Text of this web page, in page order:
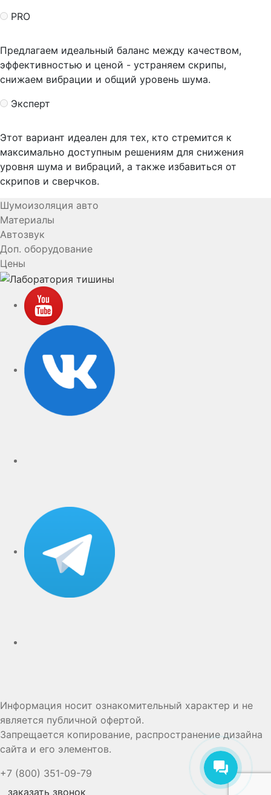
PRO
Предлагаем идеальный баланс между качеством,
эффективностью и ценой - устраняем скрипы,
снижаем вибрации и общий уровень шума.
Эксперт
Этот вариант идеален для тех, кто стремится к
максимально доступным решениям для снижения
уровня шума и вибраций, а также избавиться от
скрипов и сверчков.
Шумоизоляция авто
Материалы
Автозвук
Доп. оборудование
Цены
Информация носит ознакомительный характер и не
является публичной офертой.
Запрещается копирование, распространение дизайна
сайта и его элементов.
+7 (800) 351-09-79
заказать звонок